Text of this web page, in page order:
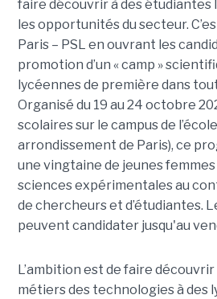
faire découvrir à des
les opportunités du secteur. C’est
Paris – PSL en ouvrant les
promotion d’un « camp »
lycéennes de première dans
Organisé du 19 au 24 octobre
scolaires sur le campus de
arrondissement de Paris), ce
une vingtaine de jeunes
sciences expérimentales au
de chercheurs et d’étudiantes.
peuvent candidater jusqu'au
L’ambition est de faire
métiers des technologies à des